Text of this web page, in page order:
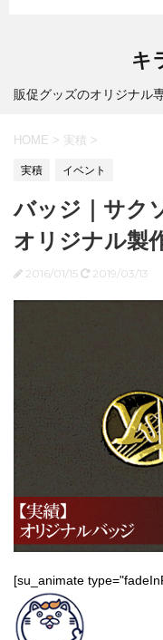
キ
販促グッズのオリジナル
HOME > 実積 >
実積 イベント
バッジ｜サク
オリジナル製
2016/01/15 2019/03/13
[su_animate